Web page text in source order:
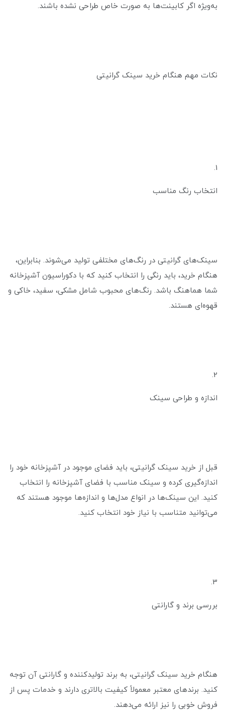
به‌ویژه اگر کابینت‌ها به صورت خاص طراحی نشده باشند.
نکات مهم هنگام خرید سینک گرانیتی
1.
انتخاب رنگ مناسب
سینک‌های گرانیتی در رنگ‌های مختلفی تولید می‌شوند. بنابراین،
هنگام خرید، باید رنگی را انتخاب کنید که با دکوراسیون آشپزخانه
شما هماهنگ باشد. رنگ‌های محبوب شامل مشکی، سفید، خاکی و
قهوه‌ای هستند.
2.
اندازه و طراحی سینک
قبل از خرید سینک گرانیتی، باید فضای موجود در آشپزخانه خود را
اندازه‌گیری کرده و سینک مناسب با فضای آشپزخانه را انتخاب
کنید. این سینک‌ها در انواع مدل‌ها و اندازه‌ها موجود هستند که
می‌توانید متناسب با نیاز خود انتخاب کنید.
3.
بررسی برند و گارانتی
هنگام خرید سینک گرانیتی، به برند تولیدکننده و گارانتی آن توجه
کنید. برندهای معتبر معمولاً کیفیت بالاتری دارند و خدمات پس از
فروش خوبی را نیز ارائه می‌دهند.